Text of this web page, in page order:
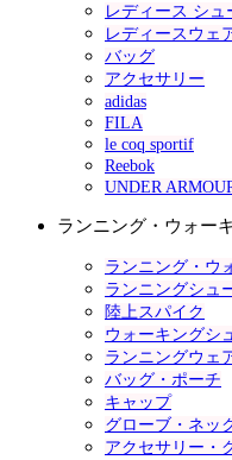
レディース シュ
レディースウェ
バッグ
アクセサリー
adidas
FILA
le coq sportif
Reebok
UNDER
ランニング・ウォー
ランニング・ウ
ランニングシュ
陸上スパイク
ウォーキングシ
ランニングウェ
バッグ・ポーチ
キャップ
グローブ・ネッ
アクセサリー・